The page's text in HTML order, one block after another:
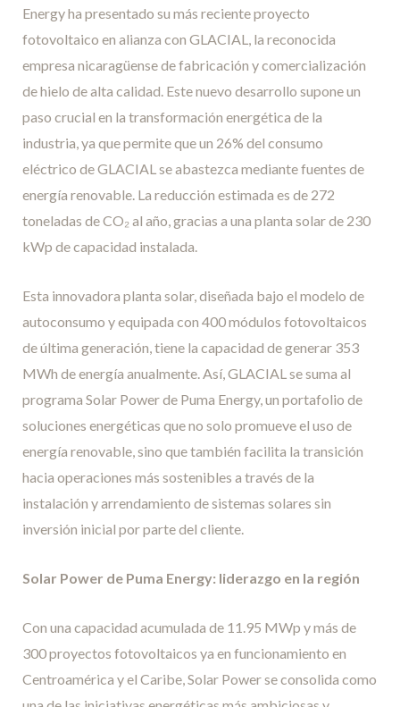
Energy ha presentado su más reciente proyecto
fotovoltaico en alianza con GLACIAL, la reconocida
empresa nicaragüense de fabricación y comercialización
de hielo de alta calidad. Este nuevo desarrollo supone un
paso crucial en la transformación energética de la
industria, ya que permite que un 26% del consumo
eléctrico de GLACIAL se abastezca mediante fuentes de
energía renovable. La reducción estimada es de 272
toneladas de CO₂ al año, gracias a una planta solar de 230
kWp de capacidad instalada.
Esta innovadora planta solar, diseñada bajo el modelo de
autoconsumo y equipada con 400 módulos fotovoltaicos
de última generación, tiene la capacidad de generar 353
MWh de energía anualmente. Así, GLACIAL se suma al
programa Solar Power de Puma Energy, un portafolio de
soluciones energéticas que no solo promueve el uso de
energía renovable, sino que también facilita la transición
hacia operaciones más sostenibles a través de la
instalación y arrendamiento de sistemas solares sin
inversión inicial por parte del cliente.
Solar Power de Puma Energy: liderazgo en la región
Con una capacidad acumulada de 11.95 MWp y más de
300 proyectos fotovoltaicos ya en funcionamiento en
Centroamérica y el Caribe, Solar Power se consolida como